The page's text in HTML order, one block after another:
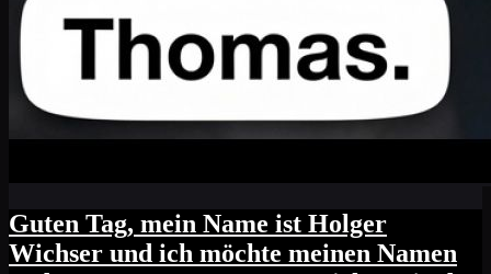
Guten Tag, mein Name ist Holger
Wichser und ich möchte meinen Namen